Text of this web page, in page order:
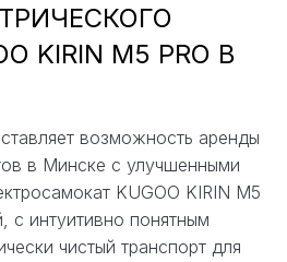
KIRIN M5 PRO В
возможность аренды
в Минске с улучшенными
KUGOO KIRIN M5
с интуитивно понятным
чистый транспорт для